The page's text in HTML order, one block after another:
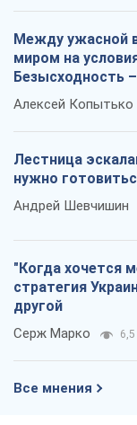
Между ужасной
миром на
Безысходность
Алексей Копытько
Лестница
нужно
Андрей Шевчишин
"Когда хочется
стратегия
другой
Серж Марко 6,5
Все мнения